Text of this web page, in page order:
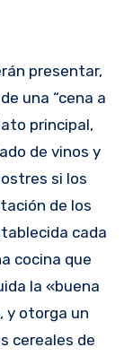
presentar,
una “cena a
principal,
de vinos y
si los
de los
cada
cocina que
la «buena
y otorga un
cereales de